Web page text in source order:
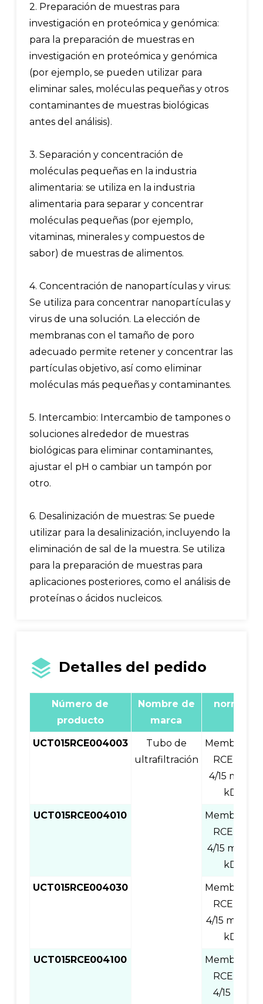
2. Preparación de muestras para
investigación en proteómica y genómica:
para la preparación de muestras en
investigación en proteómica y genómica
(por ejemplo, se pueden utilizar para
eliminar sales, moléculas pequeñas y otros
contaminantes de muestras biológicas
antes del análisis).
3. Separación y concentración de
moléculas pequeñas en la industria
alimentaria: se utiliza en la industria
alimentaria para separar y concentrar
moléculas pequeñas (por ejemplo,
vitaminas, minerales y compuestos de
sabor) de muestras de alimentos.
4. Concentración de nanopartículas y virus:
Se utiliza para concentrar nanopartículas y
virus de una solución. La elección de
membranas con el tamaño de poro
adecuado permite retener y concentrar las
partículas objetivo, así como eliminar
moléculas más pequeñas y contaminantes.
5. Intercambio: Intercambio de tampones o
soluciones alrededor de muestras
biológicas para eliminar contaminantes,
ajustar el pH o cambiar un tampón por
otro.
6. Desalinización de muestras: Se puede
utilizar para la desalinización, incluyendo la
eliminación de sal de la muestra. Se utiliza
para la preparación de muestras para
aplicaciones posteriores, como el análisis de
proteínas o ácidos nucleicos.
Detalles del pedido
Número de
producto
Nombre de
marca
norma
UCT015RCE004003
Tubo de
ultrafiltración
Membrana
RCE de
4/15 ml, 3
kD
UCT015RCE004010
Membrana
RCE de
4/15 ml, 10
kD
UCT015RCE004030
Membrana
RCE de
4/15 ml, 30
kD
UCT015RCE004100
Membrana
RCE de
4/15 ml,